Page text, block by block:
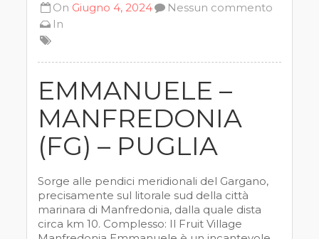
On Giugno 4, 2024
In
Nessun commento
EMMANUELE –
MANFREDONIA
(FG) – PUGLIA
Sorge alle pendici meridionali del Gargano,
precisamente sul litorale sud della città
marinara di Manfredonia, dalla quale dista
circa km 10. Complesso: Il Fruit Village